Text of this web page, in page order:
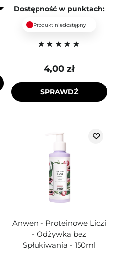
Dostępność w punktach:
Produkt niedostępny
4,00 zł
SPRAWDŹ
Anwen - Proteinowe Liczi
- Odżywka bez
Spłukiwania - 150ml